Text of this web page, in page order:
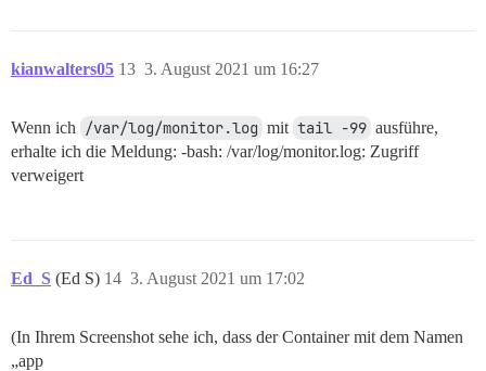
kianwalters05 3. August 2021 um 16:27
13
Wenn ich /var/log/monitor.log mit tail -99 ausführe,
erhalte ich die Meldung: -bash: /var/log/monitor.log: Zugriff
verweigert
Ed_S (Ed S) 3. August 2021 um 17:02
14
(In Ihrem Screenshot sehe ich, dass der Container mit dem Namen
„app